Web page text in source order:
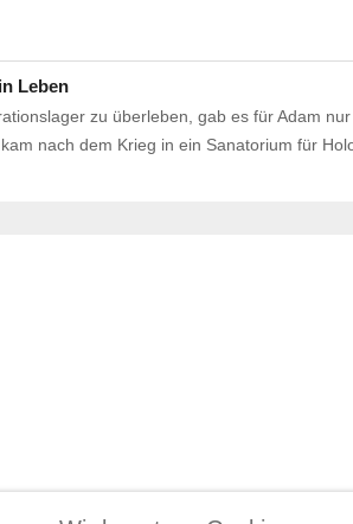
Leben
zu überleben, gab es für Adam
nach dem Krieg in ein Sanatorium für